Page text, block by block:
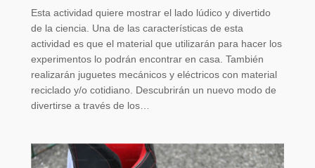
Esta actividad quiere mostrar el lado lúdico y divertido
de la ciencia. Una de las características de esta
actividad es que el material que utilizarán para hacer los
experimentos lo podrán encontrar en casa. También
realizarán juguetes mecánicos y eléctricos con material
reciclado y/o cotidiano. Descubrirán un nuevo modo de
divertirse a través de los…